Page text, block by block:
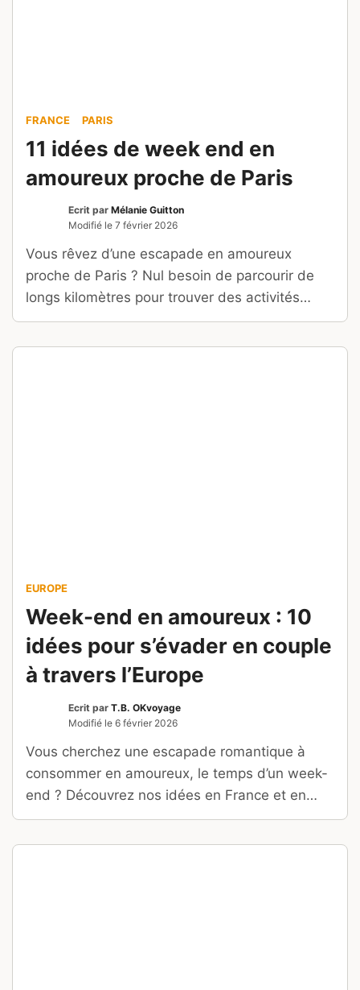
FRANCE PARIS
11 idées de week end en
amoureux proche de Paris
Ecrit par Mélanie Guitton
Modifié le 7 février 2026
Vous rêvez d’une escapade en amoureux
proche de Paris ? Nul besoin de parcourir de
longs kilomètres pour trouver des activités
originales et des hébergements romantiques !
EUROPE
Week-end en amoureux : 10
idées pour s’évader en couple
à travers l’Europe
Ecrit par T.B. OKvoyage
Modifié le 6 février 2026
Vous cherchez une escapade romantique à
consommer en amoureux, le temps d’un week-
end ? Découvrez nos idées en France et en
Europe selon vos envies.